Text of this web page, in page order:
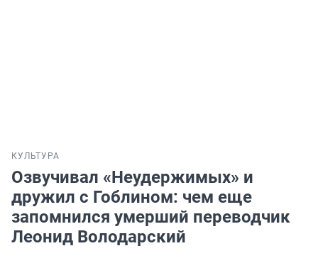
КУЛЬТУРА
Озвучивал «Неудержимых» и
дружил с Гоблином: чем еще
запомнился умерший переводчик
Леонид Володарский